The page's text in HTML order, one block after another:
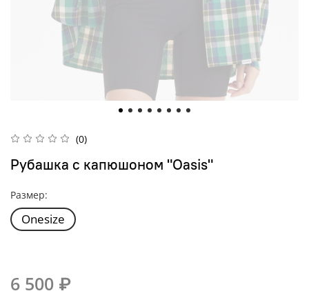
(0)
Рубашка с капюшоном "Oasis"
Размер:
Onesize
6 500 ₽